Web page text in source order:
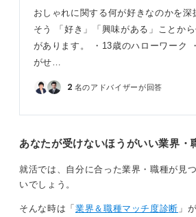
タイリストとして働くことで、髪型や
ァッションの一部を表現し、トータル
貢献できる領域もあります。
のWebデザインやSNSマーケティン
写真やショップヴィジュアルを作り込
ています。
おしゃれに関する何が好きなのかを深
そう 「好き」「興味がある」ことか
があります。 ・13歳のハローワーク
がせ…
2 名のアドバイザーが回答
あなたが受けないほうがいい業界・
就活では、自分に合った業界・職種が見
いでしょう。
そんな時は「業界＆職種マッチ度診断 」